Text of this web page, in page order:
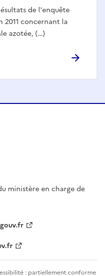
de l'enquête
2011 concernant la
azotée, (…)
ministère en charge de
: partiellement conforme